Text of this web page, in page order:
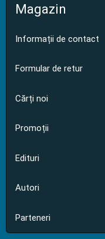
Magazin
Informații de contact
Formular de retur
Cărți noi
Promoții
Edituri
Autori
Parteneri